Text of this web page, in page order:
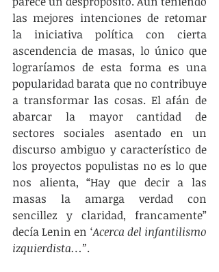
las mejores intenciones de retomar
la iniciativa política con cierta
ascendencia de masas, lo único que
lograríamos de esta forma es una
popularidad barata que no contribuye
a transformar las cosas. El afán de
abarcar la mayor cantidad de
sectores sociales asentado en un
discurso ambiguo y característico de
los proyectos populistas no es lo que
nos alienta, “Hay que decir a las
masas la amarga verdad con
sencillez y claridad, francamente”
decía Lenin en ‘Acerca del infantilismo
izquierdista…”.